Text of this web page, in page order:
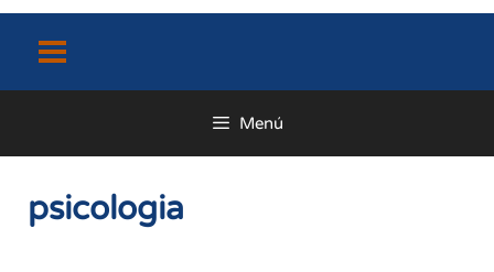
contenido
Menú
psicologia